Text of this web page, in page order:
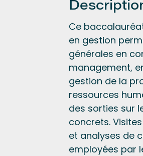
Ce
en gestion
générales en
management,
gestion de la
ressources
des sorties sur
concrets.
et analyses de
employées par